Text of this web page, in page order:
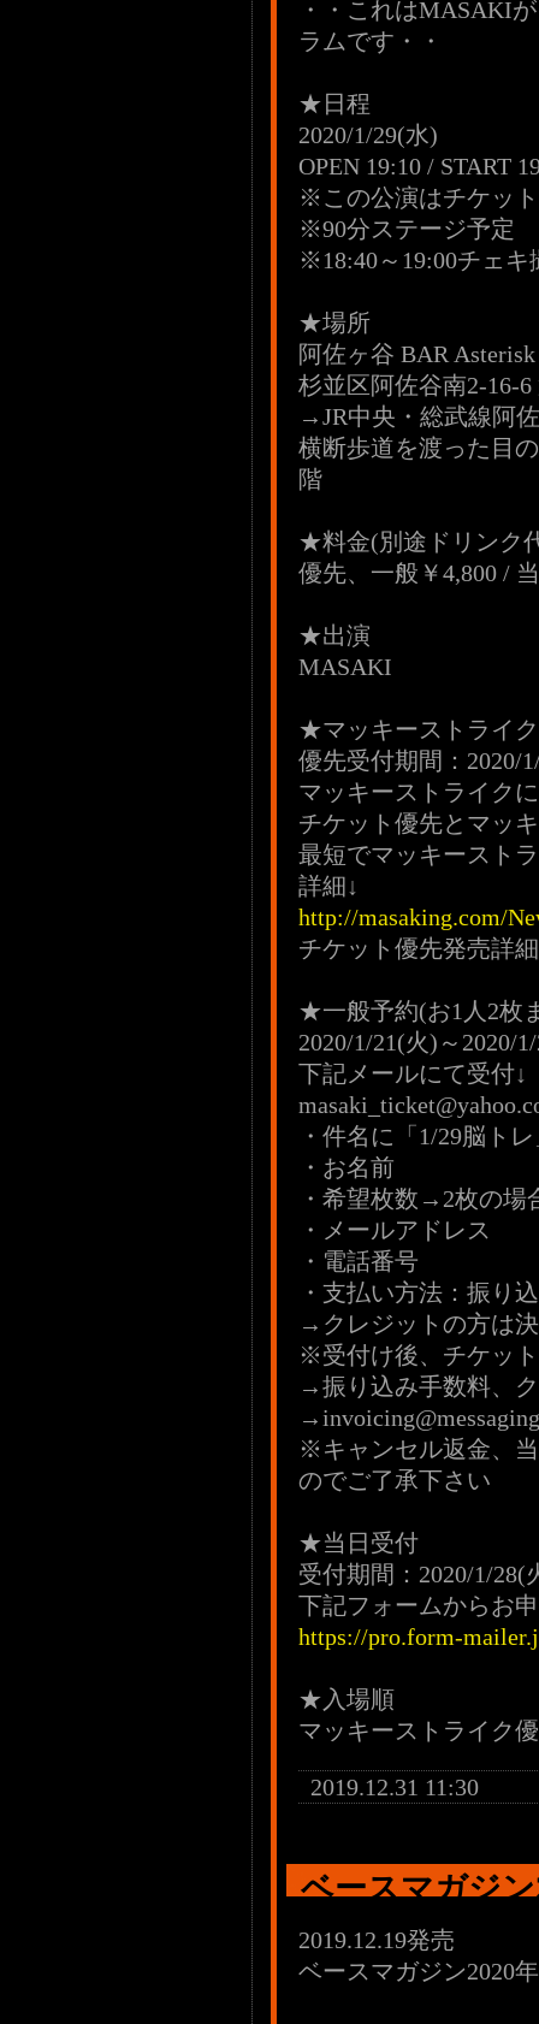
・・これはMASAKI
ラムです・・
★日程
2020/1/29(水)
OPEN 19:10 / START
※この公演はチケッ
※90分ステージ予定
※18:40～19:00チェキ
★場所
阿佐ヶ谷 BAR Asterisk
杉並区阿佐谷南2-16-
→JR中央・総武線阿
横断歩道を渡った目
階
★料金(別途ドリンク
優先、一般￥4,800 /
★出演
MASAKI
★マッキーストラ
優先受付期間：2020/
マッキーストライク
チケット優先とマッ
最短でマッキースト
詳細↓
http://masaking.com/
チケット優先発売詳
★一般予約(お1人2枚
2020/1/21(火)～2020/
下記メールにて受付↓
・件名に「1/29脳ト
・お名前
・希望枚数→2枚の場
・メールアドレス
・電話番号
・支払い方法：振り
→クレジットの方は
※受付け後、チケッ
→振り込み手数料、
※キャンセル返金、
のでご了承下さい
★当日受付
受付期間：2020/1/28(
下記フォームからお
https://pro.form-
★入場順
マッキーストライク
2019.12.31 11:30
ベースマガジ
2019.12.19発売
ベースマガジン2020